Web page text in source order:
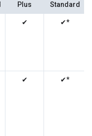
Plus
Standard
✔ ✔*
✔ ✔*